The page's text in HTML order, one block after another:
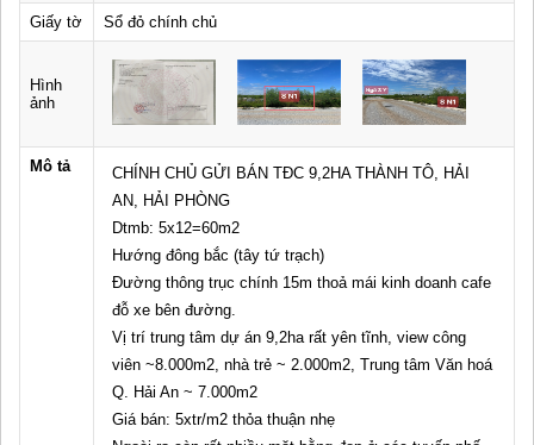
Giấy tờ Sổ đỏ chính chủ
Hình
ảnh
Mô tả
CHÍNH CHỦ GỬI BÁN TĐC 9,2HA THÀNH TÔ, HẢI
AN, HẢI PHÒNG
Dtmb: 5x12=60m2
Hướng đông bắc (tây tứ trạch)
Đường thông trục chính 15m thoả mái kinh doanh cafe
đỗ xe bên đường.
Vị trí trung tâm dự án 9,2ha rất yên tĩnh, view công
viên ~8.000m2, nhà trẻ ~ 2.000m2, Trung tâm Văn hoá
Q. Hải An ~ 7.000m2
Giá bán: 5xtr/m2 thỏa thuận nhẹ